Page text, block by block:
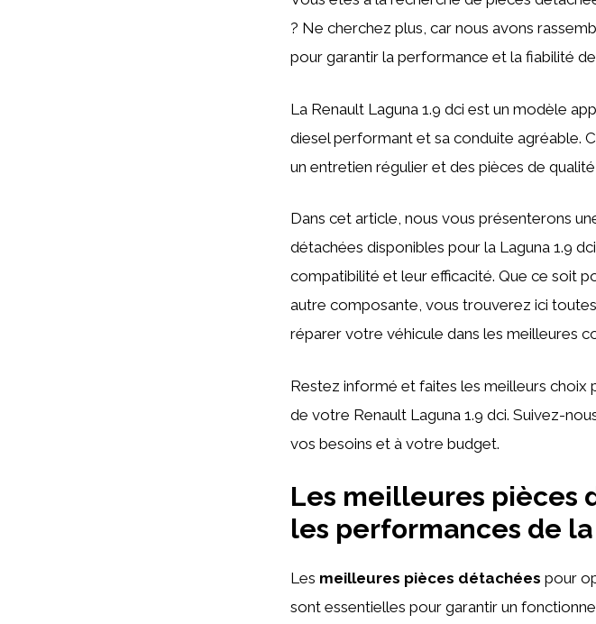
? Ne cherchez plus, car nous avons
pour garantir la performance et la fiabilité
La Renault Laguna 1.9 dci est un modèle
diesel performant et sa conduite agréable.
un entretien régulier et des pièces de
Dans cet article, nous vous présenterons
détachées disponibles pour la Laguna 1.9
compatibilité et leur efficacité. Que ce soit
autre composante, vous trouverez ici
réparer votre véhicule dans les meilleures
Restez informé et faites les meilleurs
de votre Renault Laguna 1.9 dci. Suivez-
vos besoins et à votre budget.
Les meilleures pièces
les performances de la
Les meilleures pièces détachées pour
sont essentielles pour garantir un